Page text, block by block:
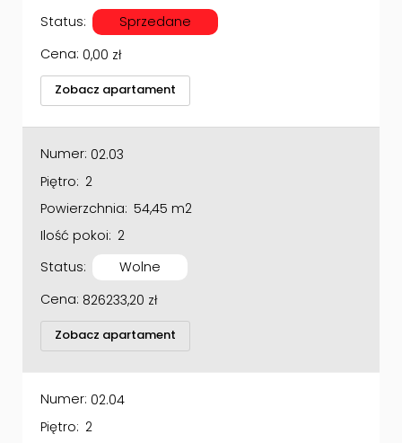
Status:
Sprzedane
Cena: 0,00 zł
Zobacz apartament
Numer: 02.03
Piętro: 2
Powierzchnia: 54,45 m2
Ilość pokoi: 2
Status:
Wolne
Cena: 826233,20 zł
Zobacz apartament
Numer: 02.04
Piętro: 2